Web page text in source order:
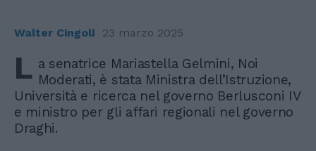
Walter Cingoli 23 marzo 2025
L a senatrice Mariastella Gelmini, Noi
Moderati, è stata Ministra dell’Istruzione,
Università e ricerca nel governo Berlusconi IV
e ministro per gli affari regionali nel governo
Draghi.